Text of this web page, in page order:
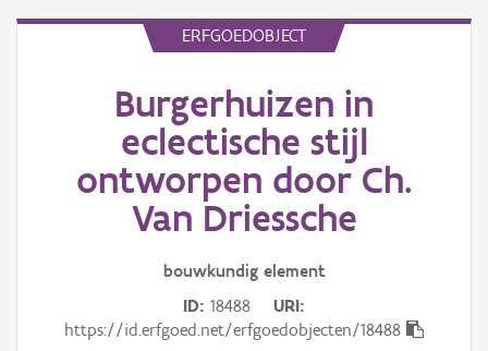
Aanduidingsobject
Waarneming
Persoon of collectief
ERFGOEDOBJECT
Burgerhuizen in
eclectische stijl
ontworpen door Ch.
Van Driessche
bouwkundig element
ID 18488
URI
https://id.erfgoed.net/erfgoedobjecten/18488